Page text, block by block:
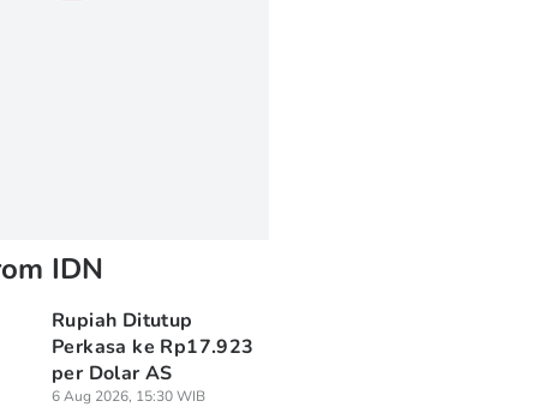
IDN
Rupiah Ditutup
Perkasa ke Rp17.923
per Dolar AS
6 Aug 2026, 15:30 WIB